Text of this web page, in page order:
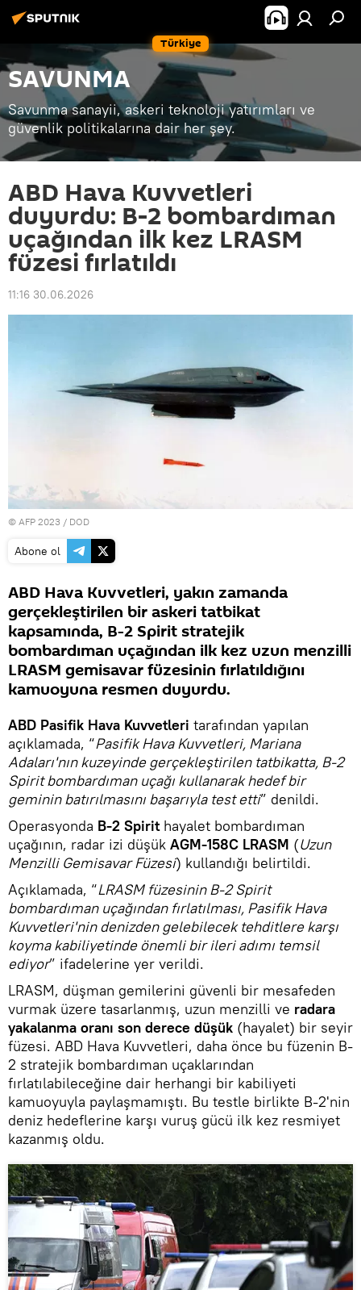
Türkiye
SAVUNMA
Savunma sanayii, askeri teknoloji yatırımları ve
güvenlik politikalarına dair her şey.
ABD Hava Kuvvetleri
duyurdu: B-2 bombardıman
uçağından ilk kez LRASM
füzesi fırlatıldı
11:16 30.06.2026
© AFP 2023 / DOD
Abone ol
ABD Hava Kuvvetleri, yakın zamanda
gerçekleştirilen bir askeri tatbikat
kapsamında, B-2 Spirit stratejik
bombardıman uçağından ilk kez uzun menzilli
LRASM gemisavar füzesinin fırlatıldığını
kamuoyuna resmen duyurdu.
ABD Pasifik Hava Kuvvetleri tarafından yapılan
açıklamada, “Pasifik Hava Kuvvetleri, Mariana
Adaları'nın kuzeyinde gerçekleştirilen tatbikatta, B-2
Spirit bombardıman uçağı kullanarak hedef bir
geminin batırılmasını başarıyla test etti” denildi.
Operasyonda B-2 Spirit hayalet bombardıman
uçağının, radar izi düşük AGM-158C LRASM (Uzun
Menzilli Gemisavar Füzesi) kullandığı belirtildi.
Açıklamada, “LRASM füzesinin B-2 Spirit
bombardıman uçağından fırlatılması, Pasifik Hava
Kuvvetleri'nin denizden gelebilecek tehditlere karşı
koyma kabiliyetinde önemli bir ileri adımı temsil
ediyor” ifadelerine yer verildi.
LRASM, düşman gemilerini güvenli bir mesafeden
vurmak üzere tasarlanmış, uzun menzilli ve radara
yakalanma oranı son derece düşük (hayalet) bir seyir
füzesi. ABD Hava Kuvvetleri, daha önce bu füzenin B-
2 stratejik bombardıman uçaklarından
fırlatılabileceğine dair herhangi bir kabiliyeti
kamuoyuyla paylaşmamıştı. Bu testle birlikte B-2'nin
deniz hedeflerine karşı vuruş gücü ilk kez resmiyet
kazanmış oldu.